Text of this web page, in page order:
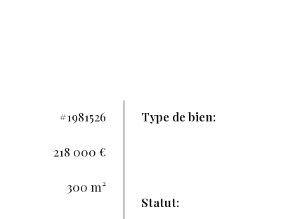
#1981526
218 000 €
300 m²
Type de bien:
Statut: